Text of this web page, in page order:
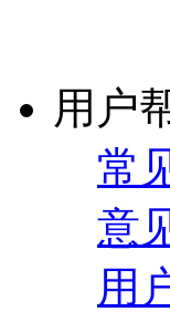
用户
常
意
用